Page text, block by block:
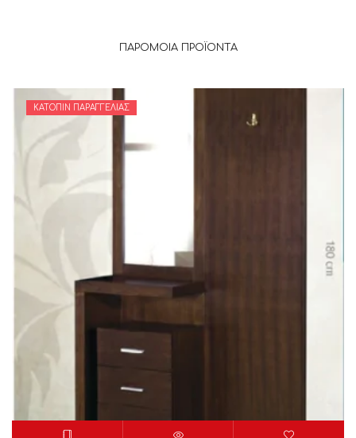
ΠΑΡΌΜΟΙΑ ΠΡΟΪΌΝΤΑ
ΚΑΤΌΠΙΝ ΠΑΡΑΓΓΕΛΊΑΣ